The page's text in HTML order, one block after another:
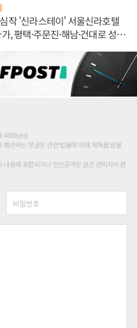
작 '신라스테이' 서울신라호텔
, 평택·주문진·해남·건대로 성
400byte)
손하는 댓글은 관련 법률에 의해 제재를 받을
용에 포함되거나 인신공격성 글은 관리자의 판